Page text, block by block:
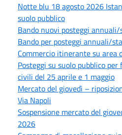
Notte blu 18 agosto 2026
suolo pubblico
Bando nuovi posteggi
Bando per posteggi annuali/
Commercio itinerante su area
Posteggi su suolo pubblico
civili del 25 aprile e 1 maggio
Mercato del giovedì –
Via Napoli
Sospensione mercato del
2026